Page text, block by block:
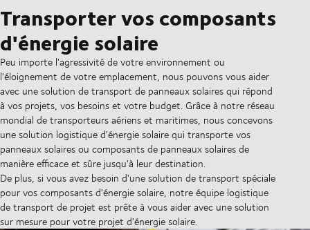
Transporter vos composants
d'énergie solaire
Peu importe l'agressivité de votre environnement ou
l'éloignement de votre emplacement, nous pouvons vous aider
avec une solution de transport de panneaux solaires qui répond
à vos projets, vos besoins et votre budget. Grâce à notre réseau
mondial de transporteurs aériens et maritimes, nous concevons
une solution logistique d'énergie solaire qui transporte vos
panneaux solaires ou composants de panneaux solaires de
manière efficace et sûre jusqu'à leur destination.
De plus, si vous avez besoin d'une solution de transport spéciale
pour vos composants d'énergie solaire, notre équipe logistique
de transport de projet est prête à vous aider avec une solution
sur mesure pour votre projet d'énergie solaire.